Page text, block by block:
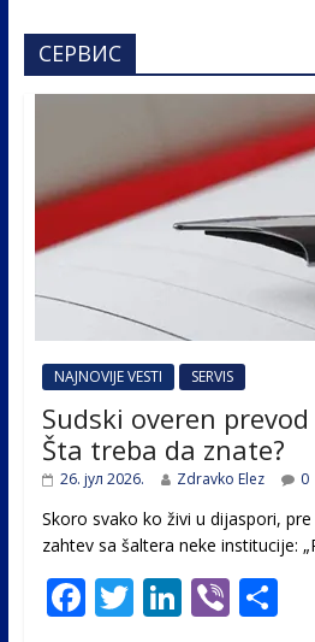
СЕРВИС
NAJNOVIJE VESTI SERVIS
Sudski overen
Šta treba da znate?
26. јул 2026. Zdravko Elez 0
Skoro svako ko živi u dijaspori,
zahtev sa šaltera neke institucije:
F T Li Vi S